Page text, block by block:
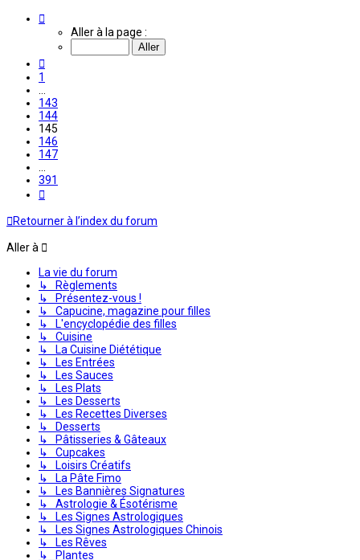
145
Aller à la page :
1
143
144
145
146
147
391
Retourner à l’index du forum
Aller à
La vie du forum
↳ Règlements
↳ Présentez-vous !
↳ Capucine, magazine pour filles
↳ L'encyclopédie des filles
↳ Cuisine
↳ La Cuisine Diététique
↳ Les Entrées
↳ Les Sauces
↳ Les Plats
↳ Les Desserts
↳ Les Recettes Diverses
↳ Desserts
↳ Pâtisseries & Gâteaux
↳ Cupcakes
↳ Loisirs Créatifs
↳ La Pâte Fimo
↳ Les Bannières Signatures
↳ Astrologie & Ésotérisme
↳ Les Signes Astrologiques
↳ Les Signes Astrologiques Chinois
↳ Les Rêves
↳ Plantes